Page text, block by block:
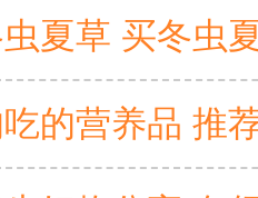
夏草 买冬虫